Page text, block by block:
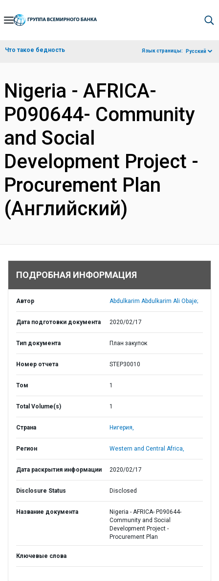
Skip
Navigation
Что такое бедность Язык страницы: Русский
Nigeria - AFRICA-
P090644- Community
and Social
Development Project -
Procurement Plan
(Английский)
ПОДРОБНАЯ ИНФОРМАЦИЯ
Автор Abdulkarim Abdulkarim Ali Obaje;
Дата подготовки документа 2020/02/17
Тип документа План закупок
Номер отчета STEP30010
Том 1
Total Volume(s) 1
Страна Нигерия,
Регион Western and Central Africa,
Дата раскрытия информации 2020/02/17
Disclosure Status Disclosed
Название документа
Nigeria - AFRICA- P090644-
Community and Social
Development Project -
Procurement Plan
Ключевые слова